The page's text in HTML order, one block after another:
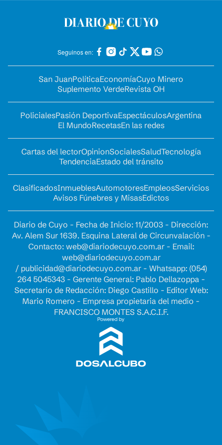
Seguinos en:
San JuanPolíticaEconomíaCuyo Minero
Suplemento VerdeRevista OH
PolicialesPasión DeportivaEspectáculosArgentina
El MundoRecetasEn las redes
Cartas del lectorOpinionSocialesSaludTecnología
TendenciaEstado del tránsito
ClasificadosInmueblesAutomotoresEmpleosServicios
Avisos Fúnebres y MisasEdictos
Diario de Cuyo - Fecha de Inicio: 11/2003 - Dirección:
Av. Alem Sur 1639. Esquina Lateral de Circunvalación -
Contacto: web@diariodecuyo.com.ar- Email:
web@diariodecuyo.com.ar
/ publicidad@diariodecuyo.com.ar- Whatsapp: (054)
264 5045343 - Gerente General: Pablo Dellazoppa -
Secretario de Redacción: Diego Castillo - Editor Web:
Mario Romero - Empresa propietaria del medio -
FRANCISCO MONTES S.A.C.I.F.